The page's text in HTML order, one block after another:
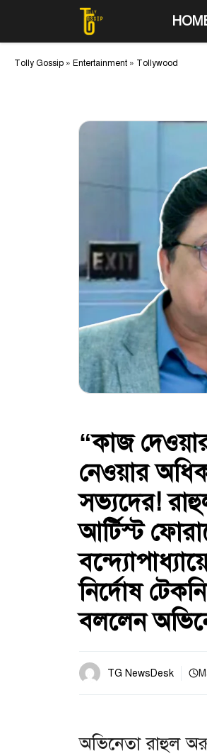
to
content
Tolly Gossip » Entertainment » Tollywood
“কাজ
নেওয়ার
সভ্যদের!
আর্টিস্ট
নির্দোষ
বললেন
TG NewsDesk
অভিনেতা রাহুল